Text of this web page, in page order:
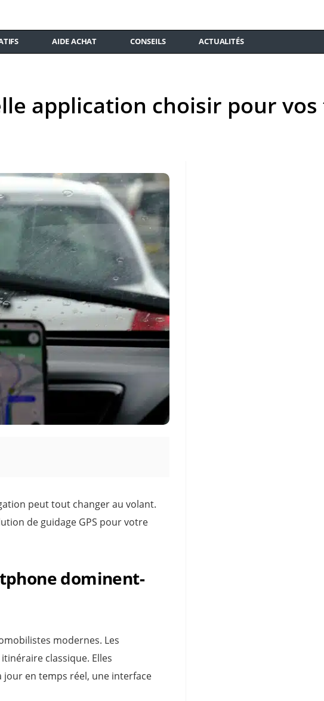
AIDE ACHAT CONSEILS ACTUALITÉS
application choisir pour
peut tout changer au volant.
de guidage GPS pour votre
dominent-
modernes. Les
classique. Elles
jour en temps réel, une interface